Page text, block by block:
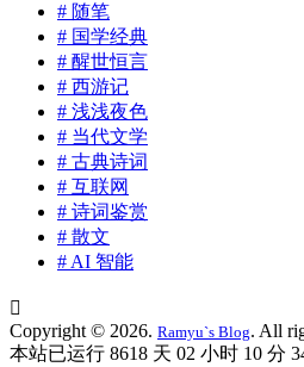
# 随笔
# 国学经典
# 醒世恒言
# 西游记
# 浅浅夜色
# 当代文学
# 古典诗词
# 互联网
# 诗词鉴赏
# 散文
# AI 智能

Copyright © 2026. Ramyu`s Blog. All
本站已运行 8618 天 02 小时 10 分